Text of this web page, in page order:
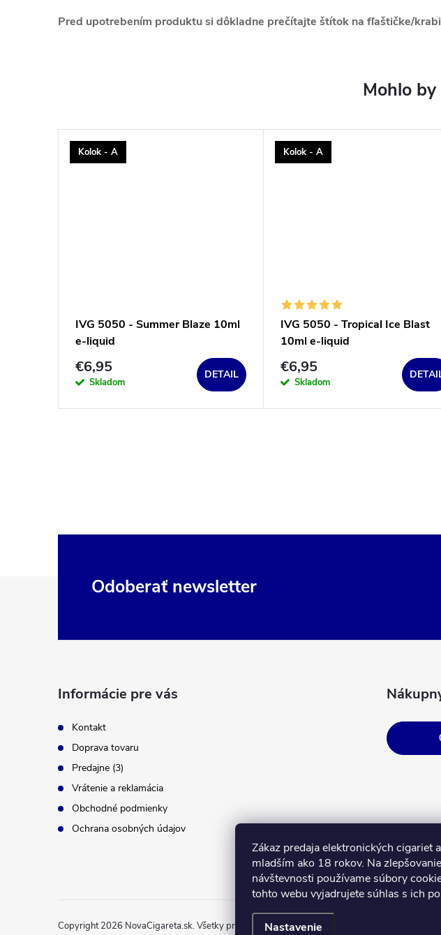
Zákaz predaja elektronických cigariet
mladším ako 18 rokov. Na
návštevnosti používame súbory
tohto webu vyjadrujete súhlas s ich
Nastavenie
Pred upotrebením produktu si dôkladne prečítajte štítok na fľaštičke/
Kolok - A
IVG 5050 - Summer Blaze 10ml
e-liquid
€6,95
Skladom
DETAIL
Kolok - A
IVG 5050 - Tropical Ice Blast
10ml e-liquid
€6,95
Skladom
Odoberať newsletter
Informácie pre vás
Kontakt
Doprava tovaru
Predajne (3)
Vrátenie a reklamácia
Obchodné podmienky
Ochrana osobných údajov
Copyright 2026 NovaCigareta.sk. Všetky práva vyhradené.